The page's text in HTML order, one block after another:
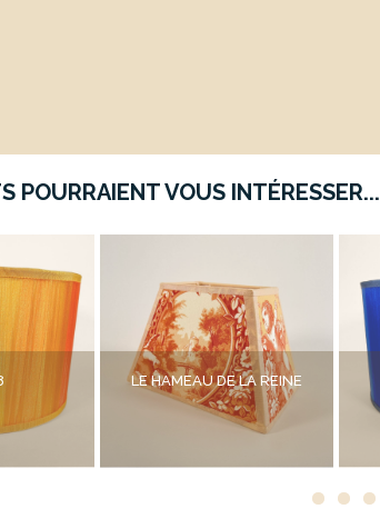
POURRAIENT VOUS INTÉRESSER...
LE HAMEAU DE LA REINE